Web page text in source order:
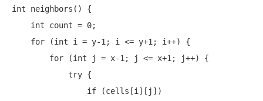
int neighbors() {